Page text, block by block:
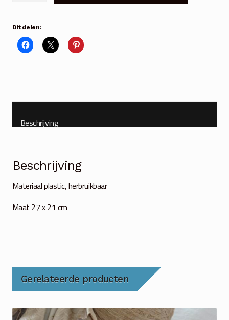
aantal
Dit delen:
Beschrijving
Beschrijving
Materiaal plastic, herbruikbaar
Maat 27 x 21 cm
Gerelateerde producten